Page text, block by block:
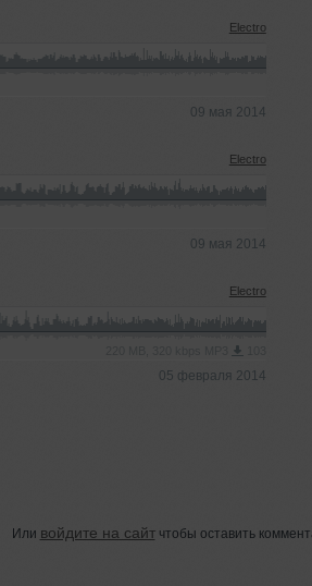
Electro
09 мая 2014
Electro
09 мая 2014
Electro
05 февраля 2014
Или войдите на сайтчтобы оставить